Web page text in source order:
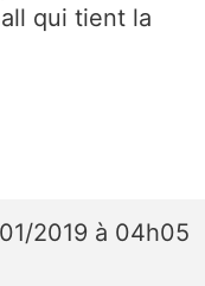
qui tient la
2019 à 04h05